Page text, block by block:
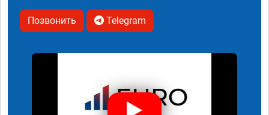
Позвонить Telegram